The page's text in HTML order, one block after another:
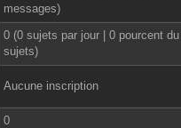
messages)
0 (0 sujets par jour | 0 pourcent
sujets)
Aucune inscription
0